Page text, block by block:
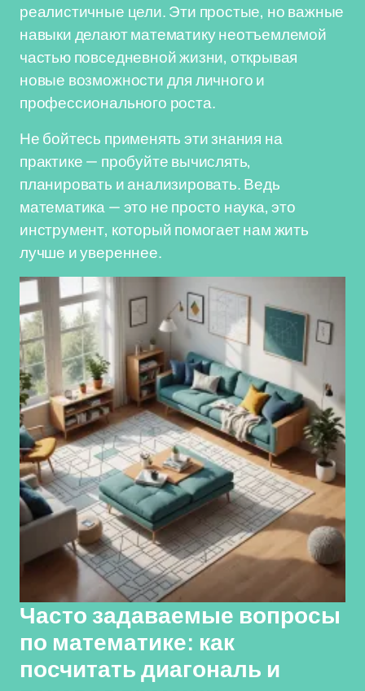
реалистичные цели. Эти простые, но важные
навыки делают математику неотъемлемой
частью повседневной жизни, открывая
новые возможности для личного и
профессионального роста.
Не бойтесь применять эти знания на
практике — пробуйте вычислять,
планировать и анализировать. Ведь
математика — это не просто наука, это
инструмент, который помогает нам жить
лучше и увереннее.
Часто задаваемые вопросы
по математике: как
посчитать диагональ и